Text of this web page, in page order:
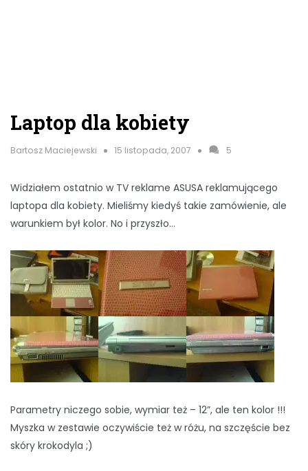
Laptop dla kobiety
Bartosz Maciejewski 15 listopada, 2007 5
Widziałem ostatnio w TV reklame ASUSA reklamującego
laptopa dla kobiety. Mieliśmy kiedyś takie zamówienie, ale
warunkiem był kolor. No i przyszło…
Parametry niczego sobie, wymiar też – 12”, ale ten kolor !!!
Myszka w zestawie oczywiście też w różu, na szczęście bez
skóry krokodyla ;)